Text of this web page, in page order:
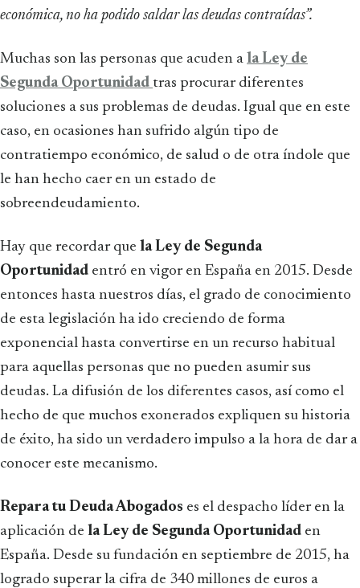
económica, no ha podido saldar las deudas contraídas”.
Muchas son las personas que acuden a la Ley de
Segunda Oportunidad tras procurar diferentes
soluciones a sus problemas de deudas. Igual que en este
caso, en ocasiones han sufrido algún tipo de
contratiempo económico, de salud o de otra índole que
le han hecho caer en un estado de
sobreendeudamiento.
Hay que recordar que la Ley de Segunda
Oportunidad entró en vigor en España en 2015. Desde
entonces hasta nuestros días, el grado de conocimiento
de esta legislación ha ido creciendo de forma
exponencial hasta convertirse en un recurso habitual
para aquellas personas que no pueden asumir sus
deudas. La difusión de los diferentes casos, así como el
hecho de que muchos exonerados expliquen su historia
de éxito, ha sido un verdadero impulso a la hora de dar a
conocer este mecanismo.
Repara tu Deuda Abogados es el despacho líder en la
aplicación de la Ley de Segunda Oportunidad en
España. Desde su fundación en septiembre de 2015, ha
logrado superar la cifra de 340 millones de euros a